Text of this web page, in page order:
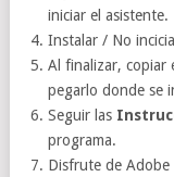
iniciar el asistente.
Instalar / No
Al finalizar, copiar
pegarlo donde se
Seguir las
programa.
Disfrute de Adobe